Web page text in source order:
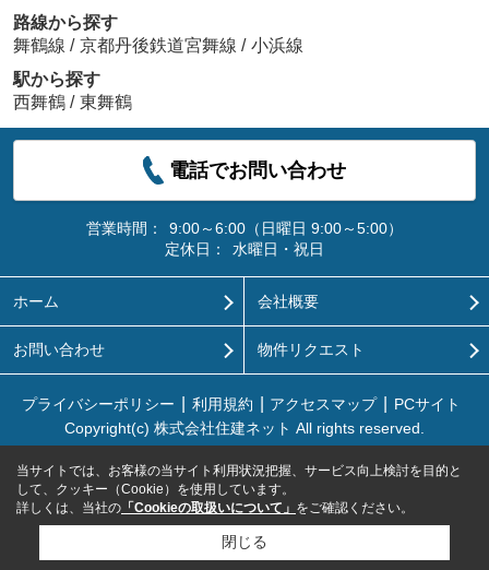
路線から探す
舞鶴線 / 京都丹後鉄道宮舞線 / 小浜線
駅から探す
西舞鶴 / 東舞鶴
電話でお問い合わせ
営業時間：
9:00～6:00（日曜日 9:00～5:00）
定休日：
水曜日・祝日
ホーム 会社概要
お問い合わせ 物件リクエスト
プライバシーポリシー 利用規約 アクセスマップ
PCサイト
Copyright(c) 株式会社住建ネット All rights reserved.
当サイトでは、お客様の当サイト利用状況把握、サービス向上検討を目的と
して、クッキー（Cookie）を使用しています。
詳しくは、当社の 「Cookieの取扱いについて」 をご確認ください。
閉じる